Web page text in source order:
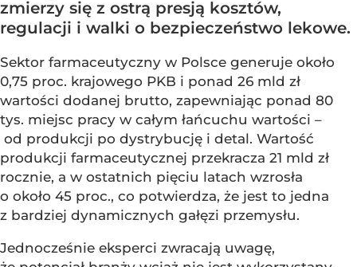
zmierzy się z ostrą presją kosztów,
regulacji i walki o bezpieczeństwo lekowe.
Sektor farmaceutyczny w Polsce generuje około
0,75 proc. krajowego PKB i ponad 26 mld zł
wartości dodanej brutto, zapewniając ponad 80
tys. miejsc pracy w całym łańcuchu wartości –
od produkcji po dystrybucję i detal. Wartość
produkcji farmaceutycznej przekracza 21 mld zł
rocznie, a w ostatnich pięciu latach wzrosła
o około 45 proc., co potwierdza, że jest to jedna
z bardziej dynamicznych gałęzi przemysłu.
Jednocześnie eksperci zwracają uwagę,